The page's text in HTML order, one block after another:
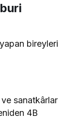
bireyleri
sanatkârlar
4B